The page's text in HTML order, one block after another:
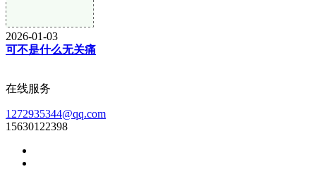
2026-01-03
可不是什么无关痛
在线服务
1272935344@qq.com
15630122398